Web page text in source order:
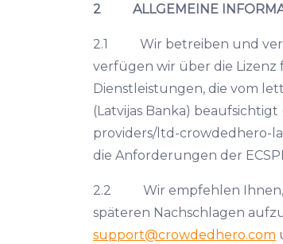
2 ALLGEMEINE
2.1 Wir betreiben und
verfügen wir über die Lizenz
Dienstleistungen, die vom
(Latvijas Banka)
providers/ltd-crowdedhero-
die Anforderungen der
2.2 Wir empfehlen Ihnen,
späteren Nachschlagen
support@crowdedhero.com